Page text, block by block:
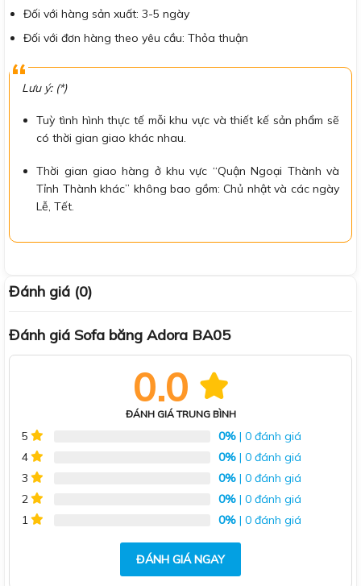
Đối với hàng sản xuất: 3-5 ngày
Đối với đơn hàng theo yêu cầu: Thỏa thuận
Lưu ý: (*)
Tuỳ tình hình thực tế mỗi khu vực và thiết kế sản phẩm sẽ
có thời gian giao khác nhau.
Thời gian giao hàng ở khu vực “Quận Ngoại Thành và
Tỉnh Thành khác” không bao gồm: Chủ nhật và các ngày
Lễ, Tết.
Đánh giá (0)
Đánh giá Sofa băng Adora BA05
0.0
ĐÁNH GIÁ TRUNG BÌNH
5 0% | 0 đánh giá
4
0% | 0 đánh giá
3
0% | 0 đánh giá
2
0% | 0 đánh giá
1
0% | 0 đánh giá
ĐÁNH GIÁ NGAY